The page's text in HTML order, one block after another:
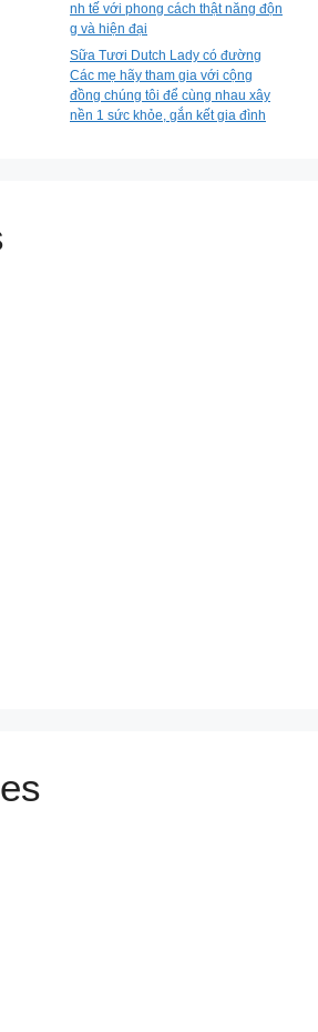
nh tế với phong cách thật năng độn
g và hiện đại
Sữa Tươi Dutch Lady có đường
Các mẹ hãy tham gia với cộng
đồng chúng tôi để cùng nhau xây
nền 1 sức khỏe, gắn kết gia đình